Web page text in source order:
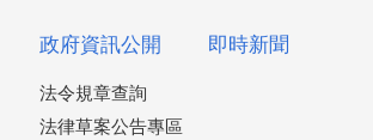
政府資訊公開
法令規章查詢
法律草案公告專區
即時新聞